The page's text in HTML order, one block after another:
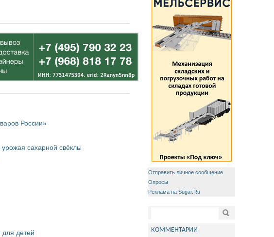
России»
сахарной свёклы
для детей
Отправить личное сообщение
Опросы
Реклама на Sugar.Ru
Поиск
КОММЕНТАРИИ